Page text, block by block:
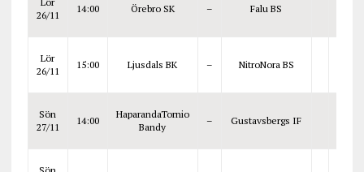
26/11
14:00 Örebro SK – Falu BS
Lör
26/11
15:00 Ljusdals BK – NitroNora BS
Sön
27/11
14:00
HaparandaTornio
Bandy
– Gustavsbergs IF